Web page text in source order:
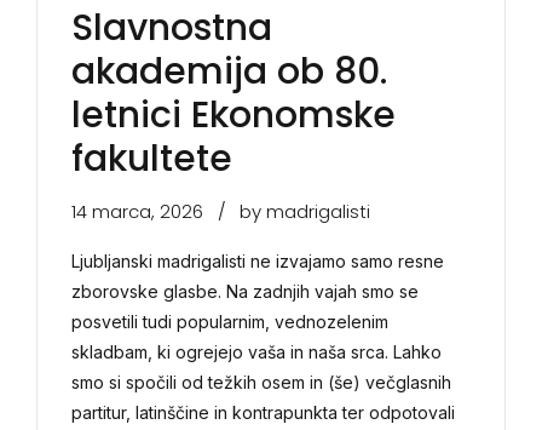
Slavnostna
akademija ob 80.
letnici Ekonomske
fakultete
14 marca, 2026 by madrigalisti
Ljubljanski madrigalisti ne izvajamo samo resne
zborovske glasbe. Na zadnjih vajah smo se
posvetili tudi popularnim, vednozelenim
skladbam, ki ogrejejo vaša in naša srca. Lahko
smo si spočili od težkih osem in (še) večglasnih
partitur, latinščine in kontrapunkta ter odpotovali